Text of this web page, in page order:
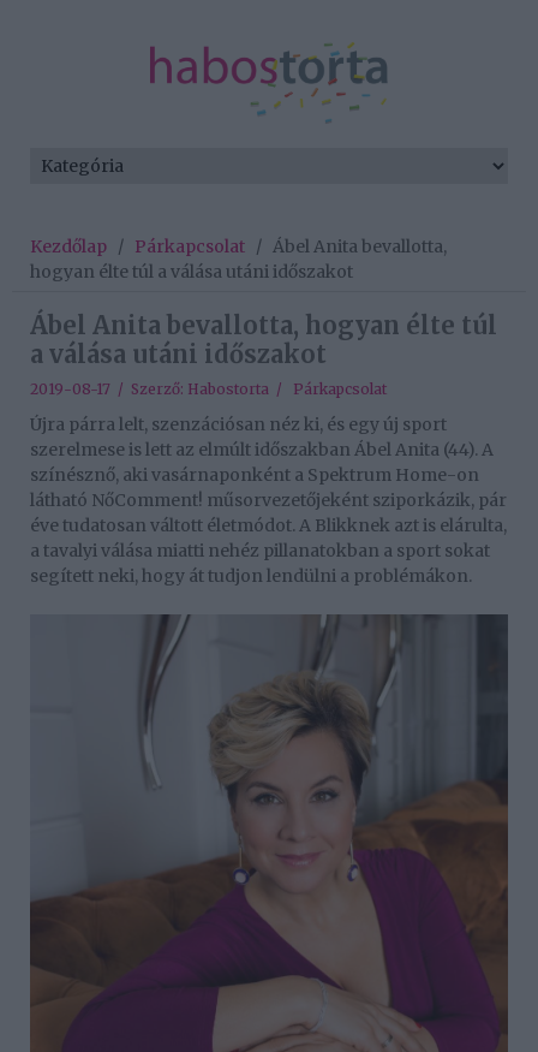
Kezdőlap / Párkapcsolat / Ábel Anita bevallotta,
hogyan élte túl a válása utáni időszakot
Ábel Anita bevallotta, hogyan élte túl
a válása utáni időszakot
2019-08-17 / Szerző: Habostorta / Párkapcsolat
Újra párra lelt, szenzációsan néz ki, és egy új sport
szerelmese is lett az elmúlt időszakban Ábel Anita (44). A
színésznő, aki vasárnaponként a Spektrum Home-on
látható NőComment! műsorvezetőjeként sziporkázik, pár
éve tudatosan váltott életmódot. A Blikknek azt is elárulta,
a tavalyi válása miatti nehéz pillanatokban a sport sokat
segített neki, hogy át tudjon lendülni a problémákon.